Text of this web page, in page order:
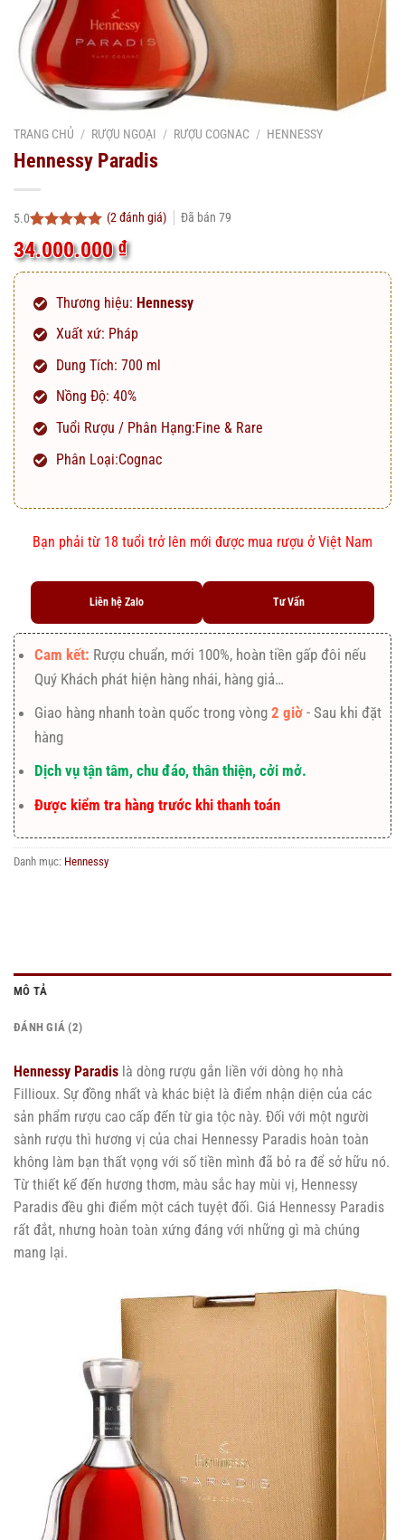
TRANG CHỦ / RƯỢU NGOẠI / RƯỢU COGNAC / HENNESSY
Hennessy Paradis
5.0
5.0trên 5
dựa trên
2
đánh giá
(2đánh giá) Đã bán 79
34.000.000₫
Thương hiệu: Hennessy
Xuất xứ: Pháp
Dung Tích: 700 ml
Nồng Độ: 40%
Tuổi Rượu / Phân Hạng:Fine & Rare
Phân Loại:Cognac
Bạn phải từ 18 tuổi trở lên mới được mua rượu ở Việt Nam
Liên hệ Zalo Tư Vấn
Cam kết: Rượu chuẩn, mới 100%, hoàn tiền gấp đôi nếu
Quý Khách phát hiện hàng nhái, hàng giả…
Giao hàng nhanh toàn quốc trong vòng2 giờ - Sau khi đặt
hàng
Dịch vụ tận tâm, chu đáo, thân thiện, cởi mở.
Được kiểm tra hàng trước khi thanh toán
Danh mục: Hennessy
MÔ TẢ
ĐÁNH GIÁ (2)
Hennessy Paradis là dòng rượu gắn liền với dòng họ nhà
Fillioux. Sự đồng nhất và khác biệt là điểm nhận diện của các
sản phẩm rượu cao cấp đến từ gia tộc này. Đối với một người
sành rượu thì hương vị của chai Hennessy Paradis hoàn toàn
không làm bạn thất vọng với số tiền mình đã bỏ ra để sở hữu nó.
Từ thiết kế đến hương thơm, màu sắc hay mùi vị, Hennessy
Paradis đều ghi điểm một cách tuyệt đối. Giá Hennessy Paradis
rất đắt, nhưng hoàn toàn xứng đáng với những gì mà chúng
mang lại.